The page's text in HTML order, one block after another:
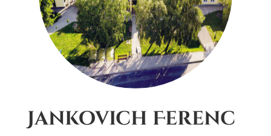
Jankovich Ferenc